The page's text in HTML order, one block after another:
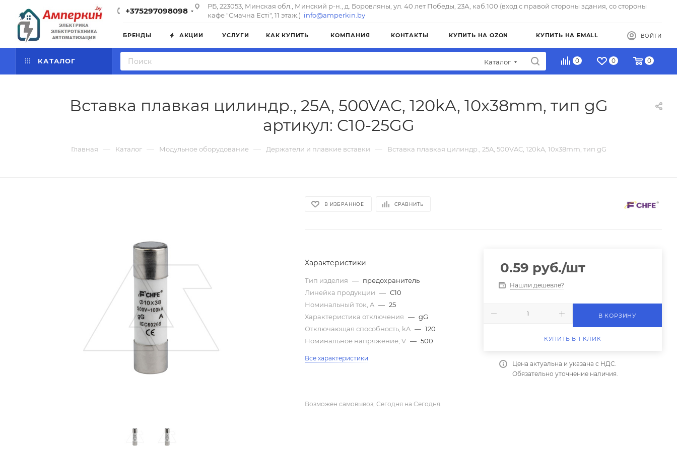
+375297098098
РБ, 223053, Минская обл., Минский р-н., д. Боровляны, ул. 40 лет Победы, 23А, каб.100 (вход с правой стороны здания, со стороны
кафе "Смачна Естi", 11 этаж.) info@amperkin.by
БРЕНДЫ АКЦИИ УСЛУГИ КАК КУПИТЬ КОМПАНИЯ КОНТАКТЫ КУПИТЬ НА OZON КУПИТЬ НА EMALL ВОЙТИ
КАТАЛОГ Каталог 0 0 0
Вставка плавкая цилиндр., 25A, 500VAC, 120kA, 10x38mm, тип gG
артикул: C10-25GG
Главная — Каталог — Модульное оборудование — Держатели и плавкие вставки — Вставка плавкая цилиндр., 25A, 500VAC, 120kA, 10x38mm, тип gG
В ИЗБРАННОЕ СРАВНИТЬ
Характеристики
Тип изделия — предохранитель
Линейка продукции — C10
Номинальный ток, A — 25
Характеристика отключения — gG
Отключающая способность, kA — 120
Номинальное напряжение, V — 500
Все характеристики
0.59 руб./шт
Нашли дешевле?
В КОРЗИНУ
КУПИТЬ В 1 КЛИК
Цена актуальна и указана с НДС.
Обязательно уточнение наличия.
Возможен самовывоз, Сегодня на Сегодня.